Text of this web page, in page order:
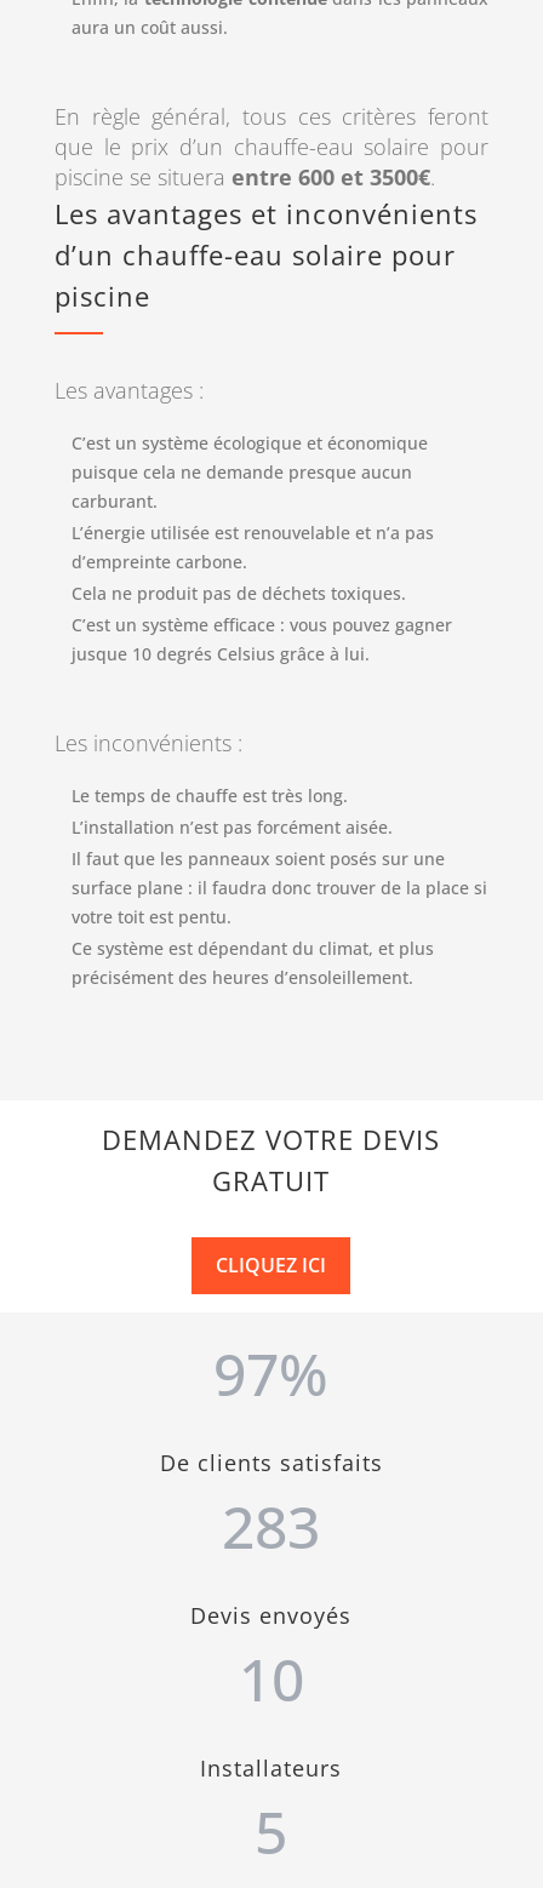
aura un coût aussi.
En règle général, tous ces critères feront
que le prix d’un chauffe-eau solaire pour
piscine se situera entre 600 et 3500€.
Les avantages et inconvénients
d’un chauffe-eau solaire pour
piscine
Les avantages :
C’est un système écologique et économique
puisque cela ne demande presque aucun
carburant.
L’énergie utilisée est renouvelable et n’a pas
d’empreinte carbone.
Cela ne produit pas de déchets toxiques.
C’est un système efficace : vous pouvez gagner
jusque 10 degrés Celsius grâce à lui.
Les inconvénients :
Le temps de chauffe est très long.
L’installation n’est pas forcément aisée.
Il faut que les panneaux soient posés sur une
surface plane : il faudra donc trouver de la place si
votre toit est pentu.
Ce système est dépendant du climat, et plus
précisément des heures d’ensoleillement.
DEMANDEZ VOTRE DEVIS
GRATUIT
CLIQUEZ ICI
97%
De clients satisfaits
283
Devis envoyés
10
Installateurs
5